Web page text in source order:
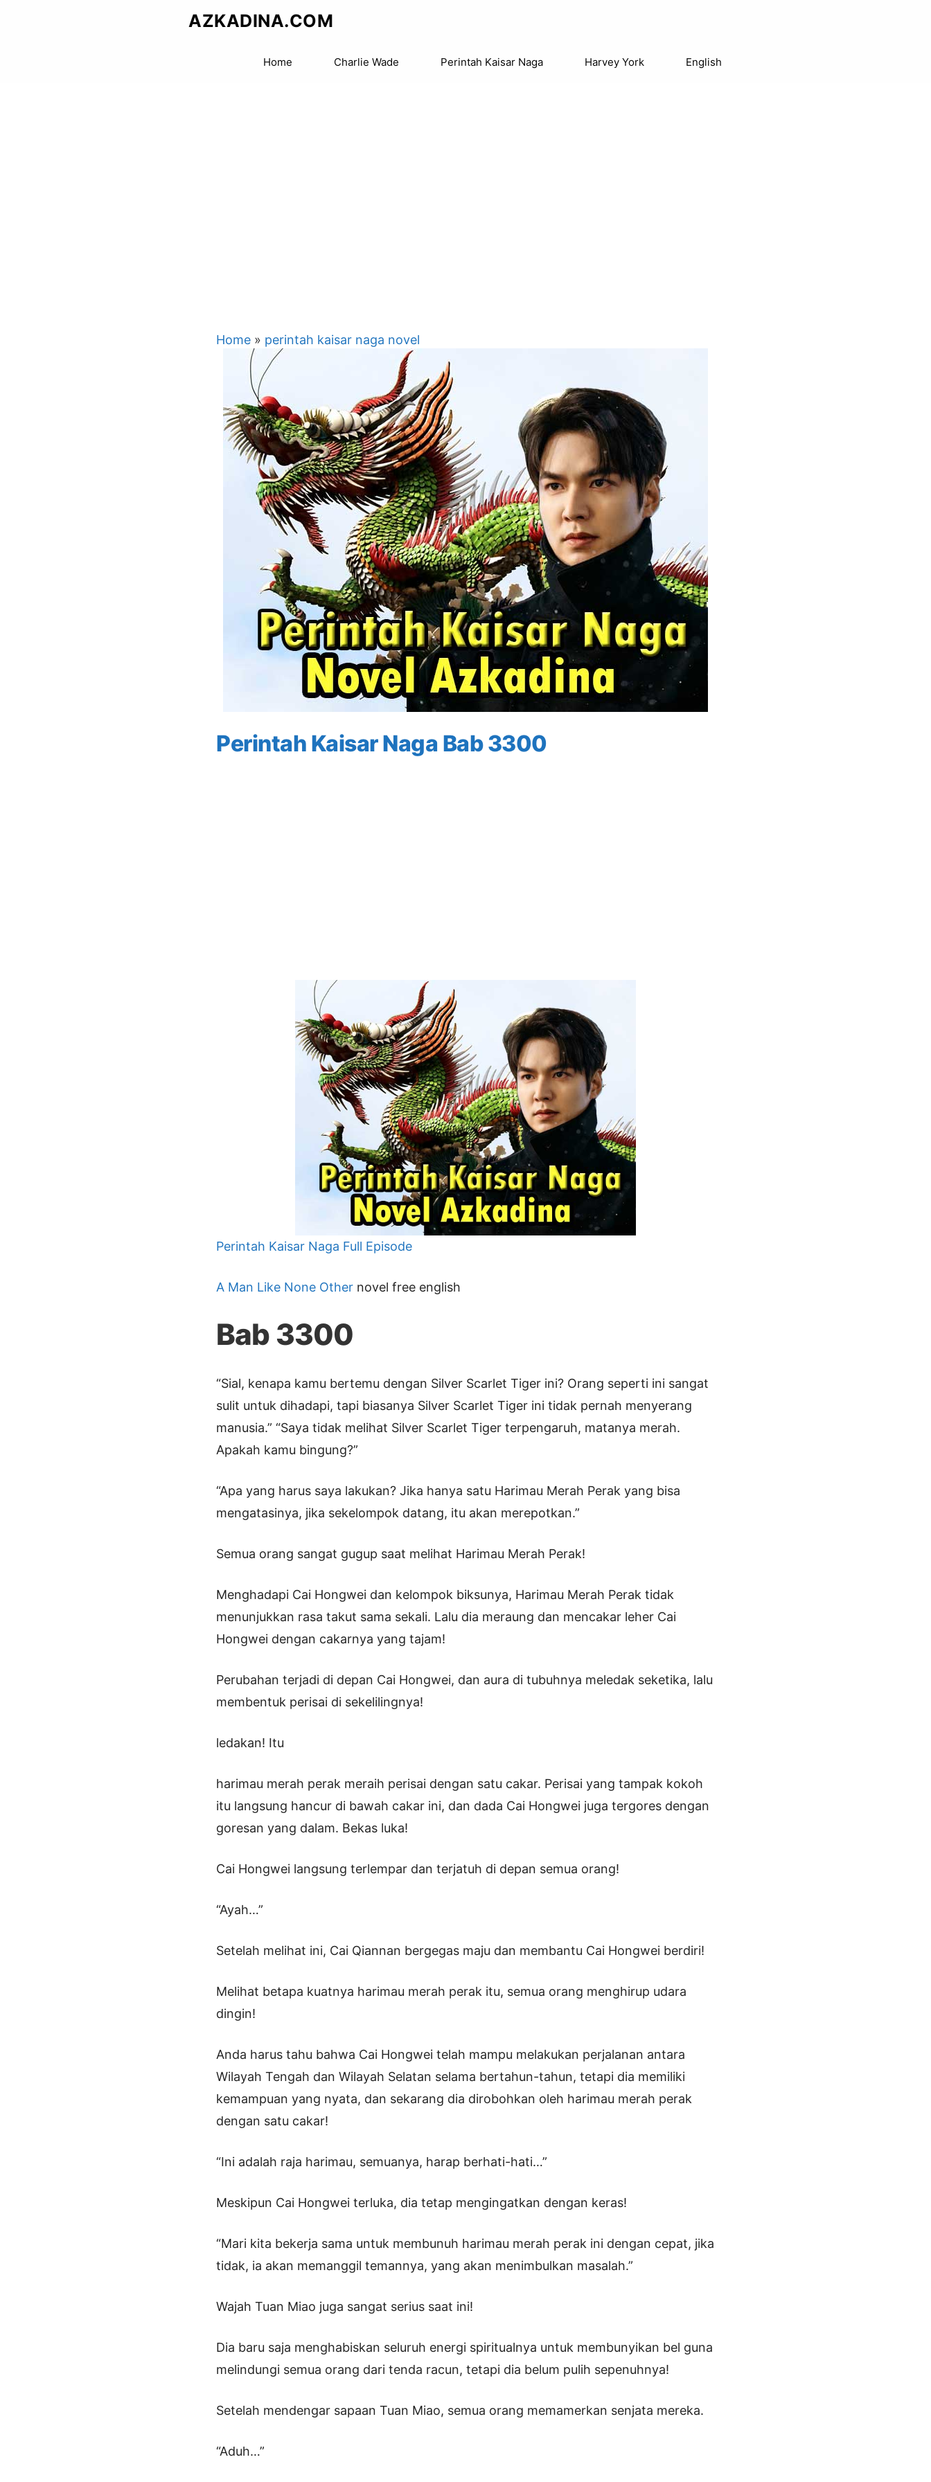
AZKADINA.COM
Home Charlie Wade Perintah Kaisar Naga Harvey York English
Home » perintah kaisar naga novel
Perintah Kaisar Naga Bab 3300
Perintah Kaisar Naga Full Episode
A Man Like None Other novel free english
Bab 3300
“Sial, kenapa kamu bertemu dengan Silver Scarlet Tiger ini? Orang seperti ini sangat
sulit untuk dihadapi, tapi biasanya Silver Scarlet Tiger ini tidak pernah menyerang
manusia.” “Saya tidak melihat Silver Scarlet Tiger terpengaruh, matanya merah.
Apakah kamu bingung?”
“Apa yang harus saya lakukan? Jika hanya satu Harimau Merah Perak yang bisa
mengatasinya, jika sekelompok datang, itu akan merepotkan.”
Semua orang sangat gugup saat melihat Harimau Merah Perak!
Menghadapi Cai Hongwei dan kelompok biksunya, Harimau Merah Perak tidak
menunjukkan rasa takut sama sekali. Lalu dia meraung dan mencakar leher Cai
Hongwei dengan cakarnya yang tajam!
Perubahan terjadi di depan Cai Hongwei, dan aura di tubuhnya meledak seketika, lalu
membentuk perisai di sekelilingnya!
ledakan! Itu
harimau merah perak meraih perisai dengan satu cakar. Perisai yang tampak kokoh
itu langsung hancur di bawah cakar ini, dan dada Cai Hongwei juga tergores dengan
goresan yang dalam. Bekas luka!
Cai Hongwei langsung terlempar dan terjatuh di depan semua orang!
“Ayah…”
Setelah melihat ini, Cai Qiannan bergegas maju dan membantu Cai Hongwei berdiri!
Melihat betapa kuatnya harimau merah perak itu, semua orang menghirup udara
dingin!
Anda harus tahu bahwa Cai Hongwei telah mampu melakukan perjalanan antara
Wilayah Tengah dan Wilayah Selatan selama bertahun-tahun, tetapi dia memiliki
kemampuan yang nyata, dan sekarang dia dirobohkan oleh harimau merah perak
dengan satu cakar!
“Ini adalah raja harimau, semuanya, harap berhati-hati…”
Meskipun Cai Hongwei terluka, dia tetap mengingatkan dengan keras!
“Mari kita bekerja sama untuk membunuh harimau merah perak ini dengan cepat, jika
tidak, ia akan memanggil temannya, yang akan menimbulkan masalah.”
Wajah Tuan Miao juga sangat serius saat ini!
Dia baru saja menghabiskan seluruh energi spiritualnya untuk membunyikan bel guna
melindungi semua orang dari tenda racun, tetapi dia belum pulih sepenuhnya!
Setelah mendengar sapaan Tuan Miao, semua orang memamerkan senjata mereka.
“Aduh…”